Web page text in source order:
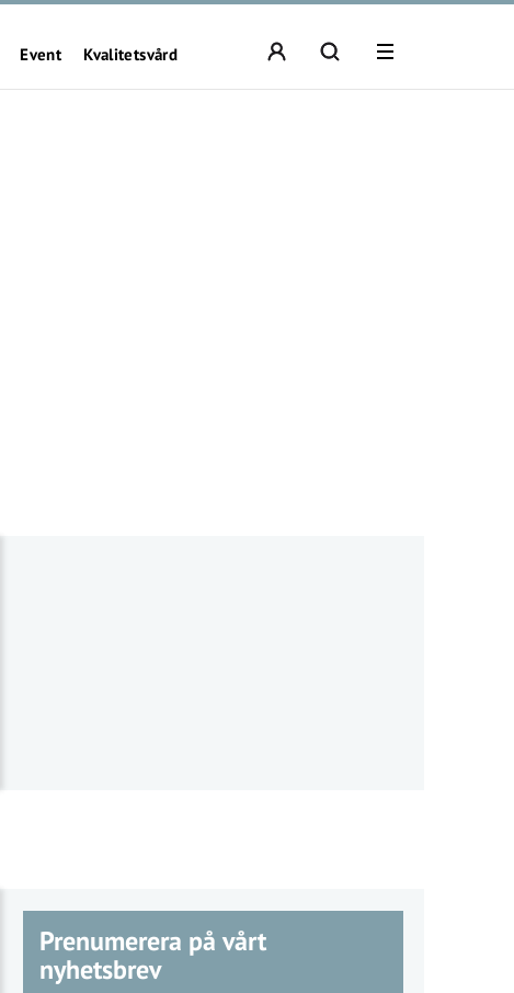
Event Kvalitetsvård
Prenumerera på vårt
nyhetsbrev